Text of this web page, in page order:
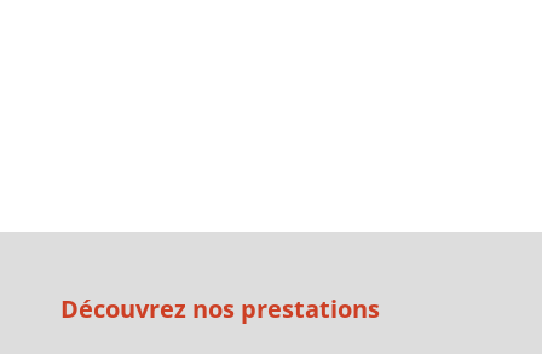
Découvrez nos prestations